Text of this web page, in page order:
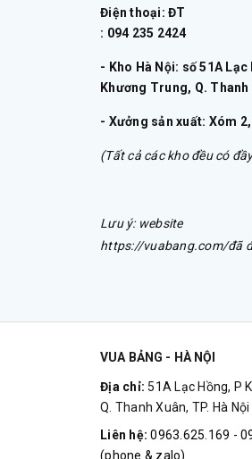
Điện thoại: ĐT
: 094 235 2424
- Kho Hà Nội: số 51A Lạc
Khương Trung, Q. Thanh
- Xưởng sản xuất: Xóm
(Tất cả các kho đều có
Lưu ý: website
https://vuabang.com/đã
VUA BẢNG - HÀ NỘI
Địa chỉ: 51A Lạc Hồng, P
Q. Thanh Xuân, TP. Hà
Liên hệ:0963.625.169 -
(phone & zalo)